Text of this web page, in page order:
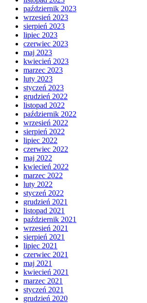
październik 2023
wrzesień 2023
sierpień 2023
lipiec 2023
czerwiec 2023
maj 2023
kwiecień 2023
marzec 2023
luty 2023
styczeń 2023
grudzień 2022
listopad 2022
październik 2022
wrzesień 2022
sierpień 2022
lipiec 2022
czerwiec 2022
maj 2022
kwiecień 2022
marzec 2022
luty 2022
styczeń 2022
grudzień 2021
listopad 2021
październik 2021
wrzesień 2021
sierpień 2021
lipiec 2021
czerwiec 2021
maj 2021
kwiecień 2021
marzec 2021
styczeń 2021
grudzień 2020